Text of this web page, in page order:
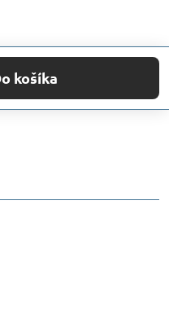
Do košíka